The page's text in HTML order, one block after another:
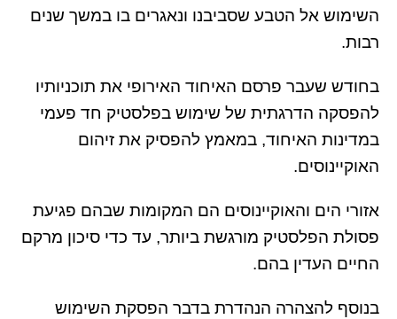
השימוש אל הטבע שסביבנו ונאגרים בו במשך שנים
רבות.
בחודש שעבר פרסם האיחוד האירופי את תוכניותיו
להפסקה הדרגתית של שימוש בפלסטיק חד פעמי
במדינות האיחוד, במאמץ להפסיק את זיהום
האוקיינוסים.
אזורי הים והאוקיינוסים הם המקומות שבהם פגיעת
פסולת הפלסטיק מורגשת ביותר, עד כדי סיכון מרקם
החיים העדין בהם.
בנוסף להצהרה הנהדרת בדבר הפסקת השימוש